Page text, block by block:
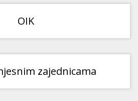
OIK
zajednicama